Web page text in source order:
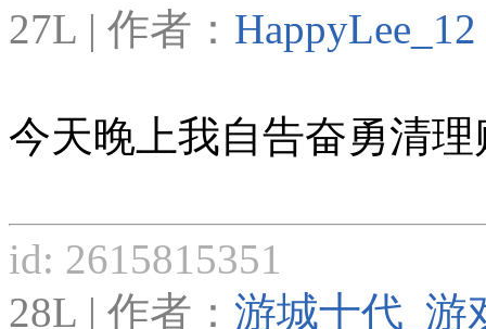
27L | 作者： HappyLee_12
今天晚上我自告奋勇清理
id: 2615815351
28L | 作者： 游城十代_游